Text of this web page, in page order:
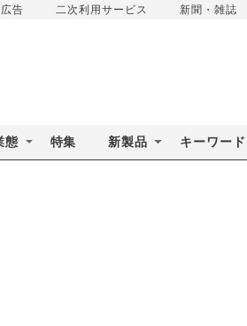
告 二次利用サービス 新聞・雑誌
態 特集 新製品 キーワード